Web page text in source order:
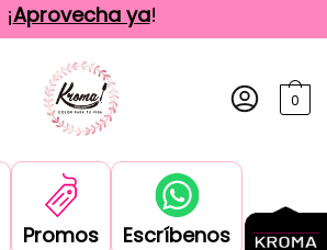
¡Aprovecha ya!
0
Promos Escríbenos